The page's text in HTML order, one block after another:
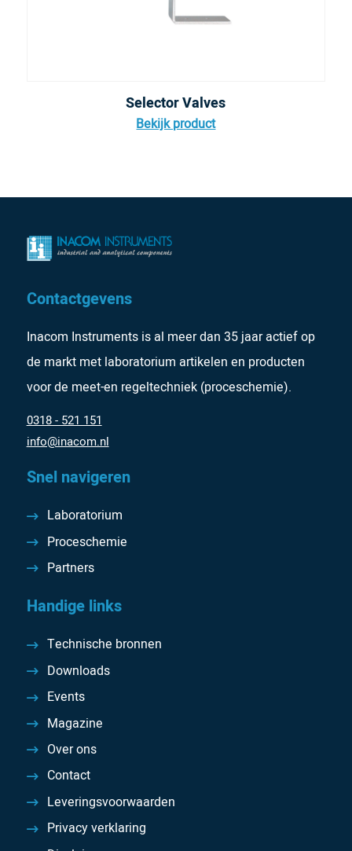
Selector Valves
Bekijk product
Contactgevens
Inacom Instruments is al meer dan 35 jaar actief op
de markt met laboratorium artikelen en producten
voor de meet-en regeltechniek (proceschemie).
0318 - 521 151
info@inacom.nl
Snel navigeren
Laboratorium
Proceschemie
Partners
Handige links
Technische bronnen
Downloads
Events
Magazine
Over ons
Contact
Leveringsvoorwaarden
Privacy verklaring